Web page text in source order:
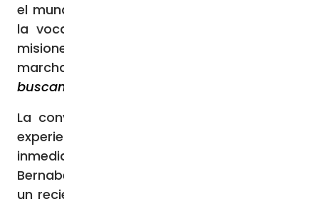
el mundo de las finanzas para responder a
la vocación sacerdotal. Pronto su anhelo
misionero le llevó a Uruguay y a poner en
marcha el proyecto evangelizador
buscan rebeldes
La conversación con ACI Prensa sobre su
experiencia vital sucede en las
inmediaciones del Estadio Santiago
Bernabéu, en Madrid, no por casualidad. En
un reciente viaje a España fue entrevistado